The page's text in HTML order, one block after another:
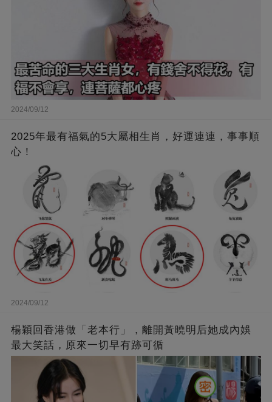
2024/09/12
2025年最有福氣的5大屬相生肖，好運連連，事事順
心！
2024/09/12
楊穎回香港做「老本行」，離開黃曉明后她成內娛
最大笑話，原來一切早有跡可循